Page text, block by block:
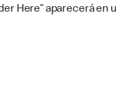
Here” aparecerá en